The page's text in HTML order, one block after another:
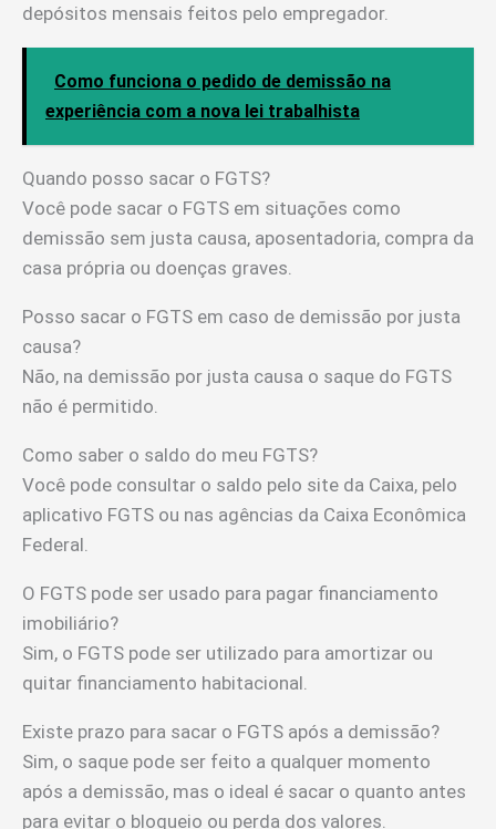
depósitos mensais feitos pelo empregador.
Como funciona o pedido de demissão na
experiência com a nova lei trabalhista
Quando posso sacar o FGTS?
Você pode sacar o FGTS em situações como
demissão sem justa causa, aposentadoria, compra da
casa própria ou doenças graves.
Posso sacar o FGTS em caso de demissão por justa
causa?
Não, na demissão por justa causa o saque do FGTS
não é permitido.
Como saber o saldo do meu FGTS?
Você pode consultar o saldo pelo site da Caixa, pelo
aplicativo FGTS ou nas agências da Caixa Econômica
Federal.
O FGTS pode ser usado para pagar financiamento
imobiliário?
Sim, o FGTS pode ser utilizado para amortizar ou
quitar financiamento habitacional.
Existe prazo para sacar o FGTS após a demissão?
Sim, o saque pode ser feito a qualquer momento
após a demissão, mas o ideal é sacar o quanto antes
para evitar o bloqueio ou perda dos valores.